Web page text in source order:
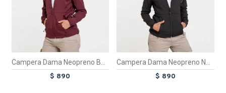
Campera Dama Neopreno Bordeaux
$ 890
Campera Dama Neopreno Negro
$ 890